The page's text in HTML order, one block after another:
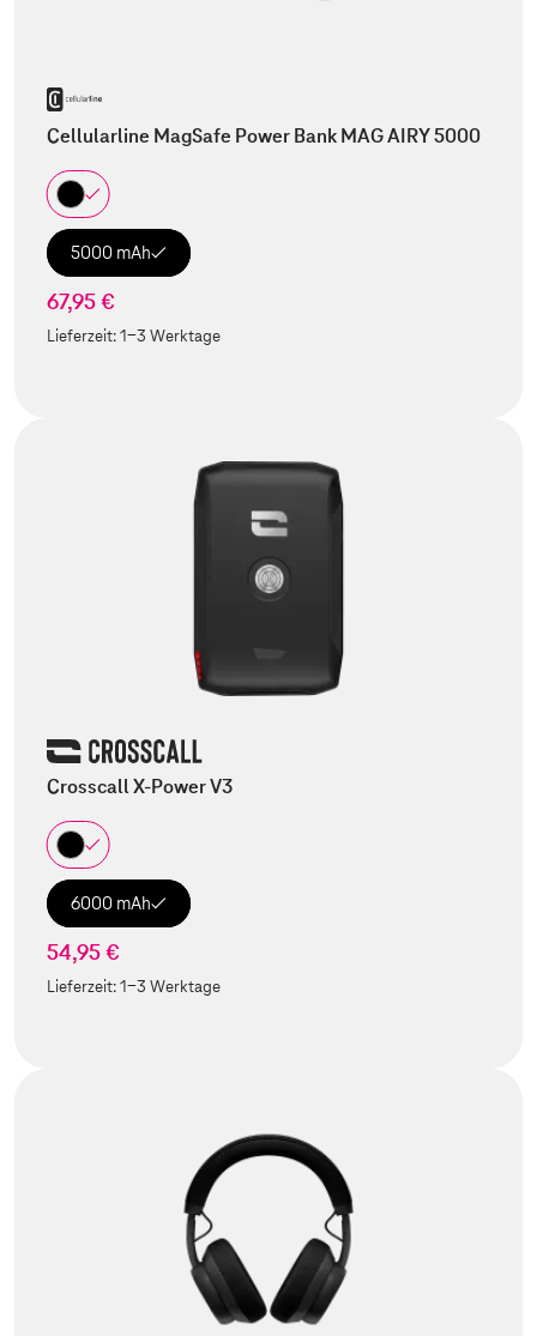
Cellularline MagSafe Power Bank MAG AIRY 5000
5000 mAh
67,95 €
Lieferzeit:1-3 Werktage
Crosscall X-Power V3
6000 mAh
54,95 €
Lieferzeit:1-3 Werktage